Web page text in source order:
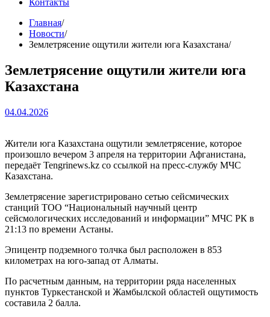
Контакты
Главная
Новости
Землетрясение ощутили жители юга Казахстана
Землетрясение ощутили жители юга
Казахстана
04.04.2026
Жители юга Казахстана ощутили землетрясение, которое
произошло вечером 3 апреля на территории Афганистана,
передаёт Tengrinews.kz со ссылкой на пресс-службу МЧС
Казахстана.
Землетрясение зарегистрировано сетью сейсмических
станций ТОО “Национальный научный центр
сейсмологических исследований и информации” МЧС РК в
21:13 по времени Астаны.
Эпицентр подземного толчка был расположен в 853
километрах на юго-запад от Алматы.
По расчетным данным, на территории ряда населенных
пунктов Туркестанской и Жамбылской областей ощутимость
составила 2 балла.